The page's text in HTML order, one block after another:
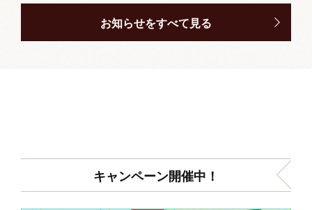
お知らせをすべて見る
キャンペーン開催中！